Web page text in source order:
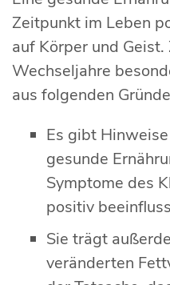
Zeitpunkt im Leben
auf Körper und
Wechseljahre
aus folgenden
Es gibt
gesunde
Symptome des
positiv
Sie trägt
veränderten